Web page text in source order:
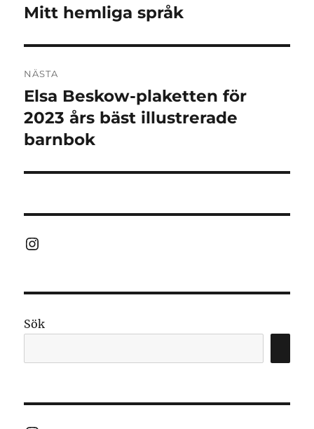
Föregående
Mitt hemliga språk
NÄSTA
Nästa
inlägg:
Elsa Beskow-plaketten för
2023 års bäst illustrerade
barnbok
Instagram
Sök